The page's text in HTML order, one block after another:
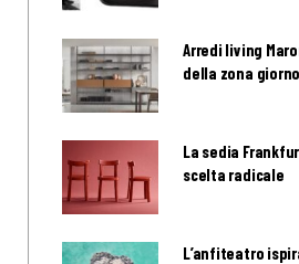
Arredi living
della zona giorno
La sedia
scelta radicale
L’anfiteatro